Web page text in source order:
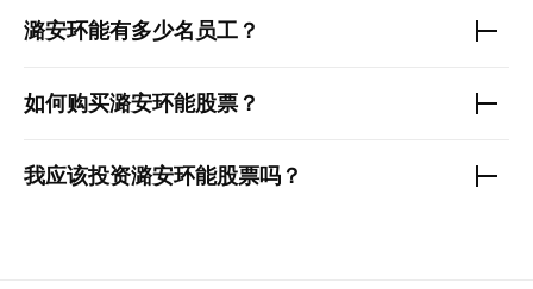
潞安环能有多少名员工？
如何购买潞安环能股票？
我应该投资潞安环能股票吗？